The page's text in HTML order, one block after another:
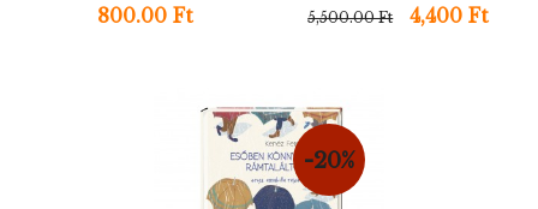
800.00 Ft 5,500.00 Ft 4,400 Ft
-20%